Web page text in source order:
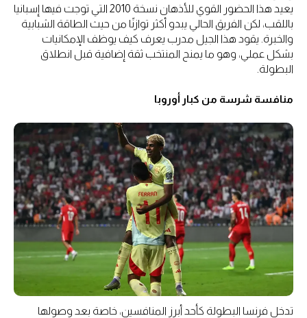
يعيد هذا الحضور القوي للأذهان نسخة 2010 التي توجت فيها إسبانيا
باللقب، لكن الفريق الحالي يبدو أكثر توازنًا من حيث الطاقة الشبابية
والخبرة. يقود هذا الجيل مدرب يعرف كيف يوظف الإمكانيات
بشكل عملي، وهو ما يمنح المنتخب ثقة إضافية قبل انطلاق
البطولة.
منافسة شرسة من كبار أوروبا
تدخل فرنسا البطولة كأحد أبرز المنافسين، خاصة بعد وصولها